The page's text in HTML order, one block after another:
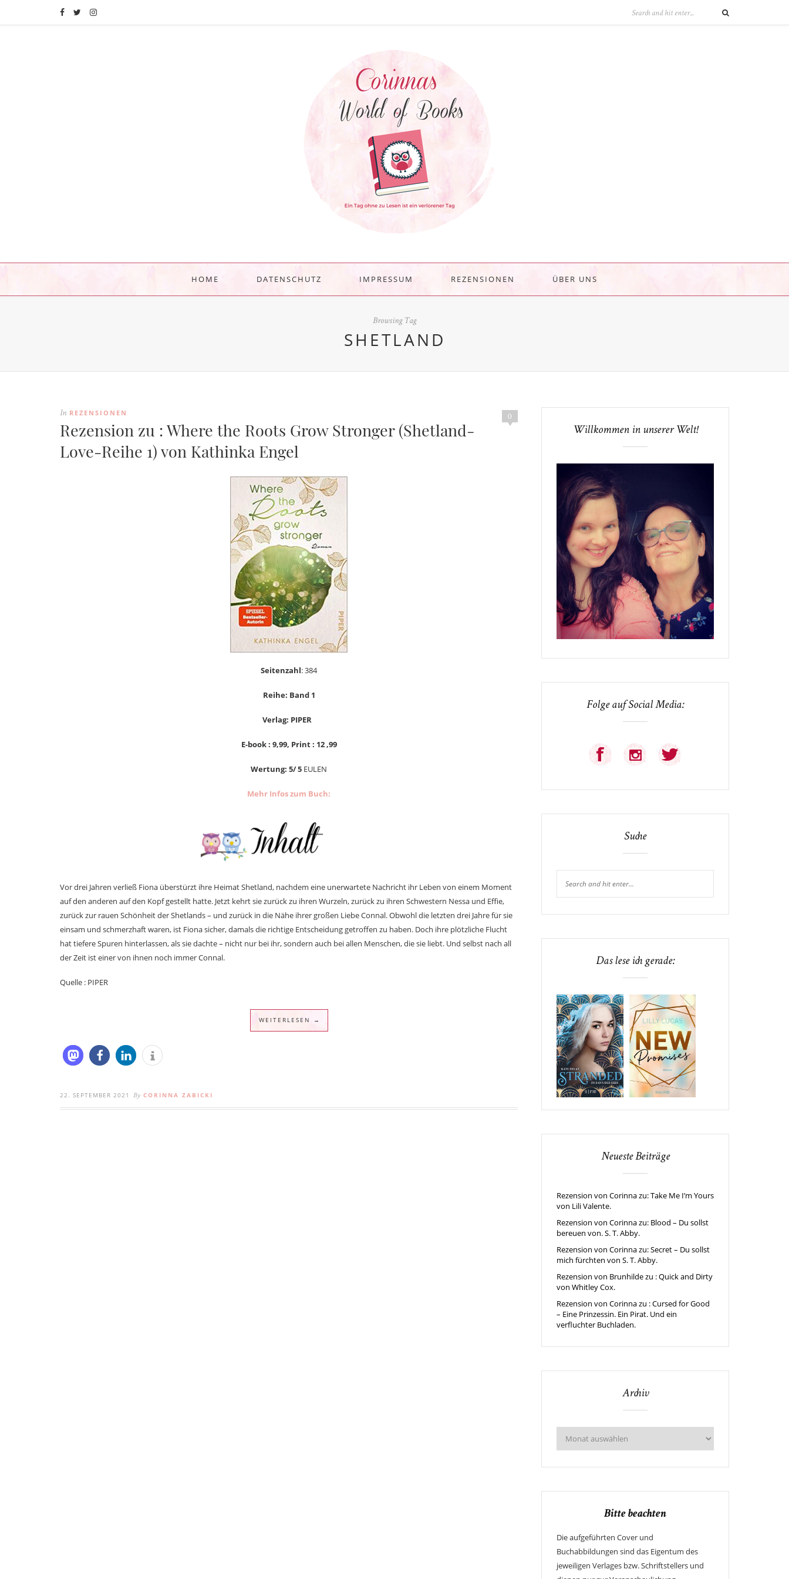
HOME DATENSCHUTZ IMPRESSUM REZENSIONEN ÜBER UNS
Browsing Tag
SHETLAND
0
In REZENSIONEN
Rezension zu : Where the Roots Grow Stronger (Shetland-
Love-Reihe 1) von Kathinka Engel
Seitenzahl: 384
Reihe: Band 1
Verlag: PIPER
E-book : 9,99, Print : 12 ,99
Wertung: 5/ 5 EULEN
Mehr Infos zum Buch:
Vor drei Jahren verließ Fiona überstürzt ihre Heimat Shetland, nachdem eine unerwartete Nachricht ihr Leben von einem Moment
auf den anderen auf den Kopf gestellt hatte. Jetzt kehrt sie zurück zu ihren Wurzeln, zurück zu ihren Schwestern Nessa und Effie,
zurück zur rauen Schönheit der Shetlands – und zurück in die Nähe ihrer großen Liebe Connal. Obwohl die letzten drei Jahre für sie
einsam und schmerzhaft waren, ist Fiona sicher, damals die richtige Entscheidung getroffen zu haben. Doch ihre plötzliche Flucht
hat tiefere Spuren hinterlassen, als sie dachte – nicht nur bei ihr, sondern auch bei allen Menschen, die sie liebt. Und selbst nach all
der Zeit ist einer von ihnen noch immer Connal.
Quelle : PIPER
WEITERLESEN →
22. SEPTEMBER 2021 By CORINNA ZABICKI
Willkommen in unserer Welt!
Folge auf Social Media:
Suche
Das lese ich gerade:
Neueste Beiträge
Rezension von Corinna zu: Take Me I’m Yours
von Lili Valente.
Rezension von Corinna zu: Blood – Du sollst
bereuen von. S. T. Abby.
Rezension von Corinna zu: Secret – Du sollst
mich fürchten von S. T. Abby.
Rezension von Brunhilde zu : Quick and Dirty
von Whitley Cox.
Rezension von Corinna zu : Cursed for Good
– Eine Prinzessin. Ein Pirat. Und ein
verfluchter Buchladen.
Archiv
Bitte beachten
Die aufgeführten Cover und
Buchabbildungen sind das Eigentum des
jeweiligen Verlages bzw. Schriftstellers und